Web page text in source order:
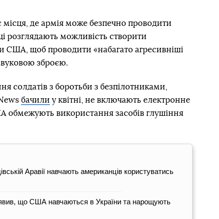
де армія може безпечно проводити
розглядають можливість створити
США, щоб проводити «набагато агресивніші
зброєю.
солдатів з боротьби з безпілотниками,
бачили у квітні, не включають електронне
обмежують використання засобів глушіння
Аравії навчають американців користуватись
що США навчаються в України та нарощують